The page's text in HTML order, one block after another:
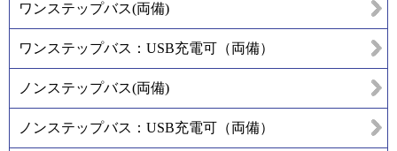
ワンステップバス(両備)
ワンステップバス：USB充電可（両備）
ノンステップバス(両備)
ノンステップバス：USB充電可（両備）